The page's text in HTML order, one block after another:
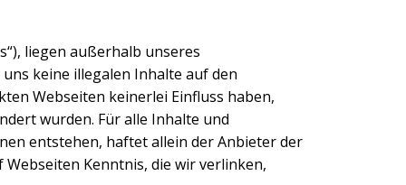
liegen außerhalb unseres
keine illegalen Inhalte auf den
Webseiten keinerlei Einfluss haben,
wurden. Für alle Inhalte und
entstehen, haftet allein der Anbieter der
Kenntnis, die wir verlinken,